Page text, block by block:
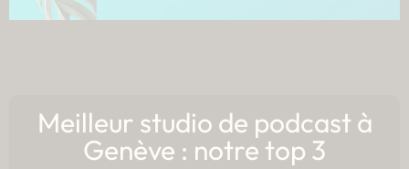
Meilleur studio de podcast à
Genève : notre top 3